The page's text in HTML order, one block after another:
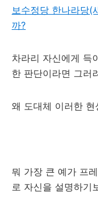
보수정당 한나라당(
까?
차라리 자신에게 득
한 판단이라면 그러
왜 도대체 이러한
뭐 가장 큰 예가 프
로 자신을 설명하기